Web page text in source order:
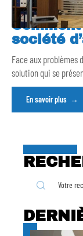
société
Face aux problèmes
solution qui se
En savoir plus